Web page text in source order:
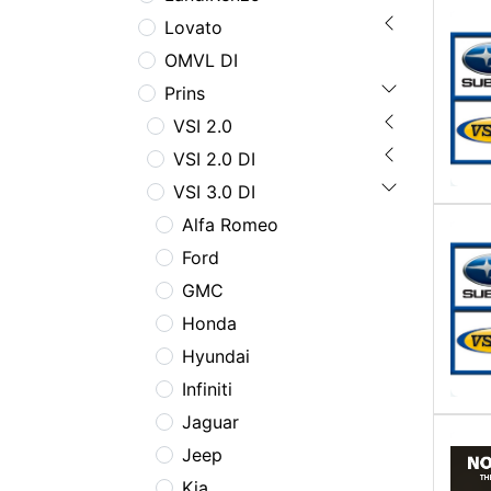
Lovato
OMVL DI
Prins
VSI 2.0
VSI 2.0 DI
VSI 3.0 DI
Alfa Romeo
Ford
GMC
Honda
Hyundai
Infiniti
Jaguar
Jeep